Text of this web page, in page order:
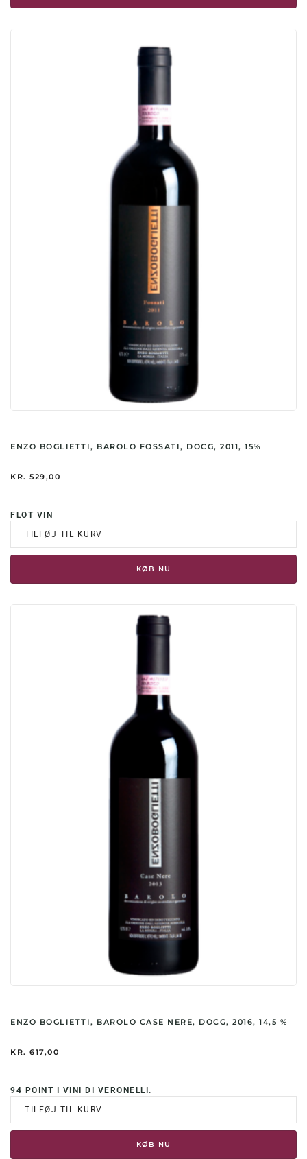
ENZO BOGLIETTI, BAROLO FOSSATI, DOCG, 2011, 15%
KR. 529,00
FLOT VIN
TILFØJ TIL KURV
KØB NU
ENZO BOGLIETTI, BAROLO CASE NERE, DOCG, 2016, 14,5 %
KR. 617,00
94 POINT I VINI DI VERONELLI.
TILFØJ TIL KURV
KØB NU